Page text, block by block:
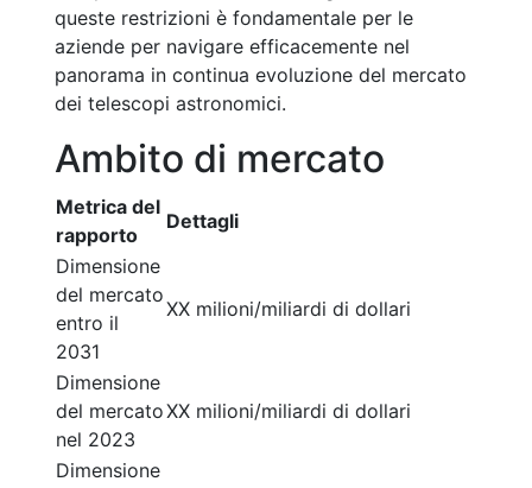
queste restrizioni è fondamentale per le
aziende per navigare efficacemente nel
panorama in continua evoluzione del mercato
dei telescopi astronomici.
Ambito di mercato
Metrica del
rapporto
Dettagli
Dimensione
del mercato
entro il
2031
XX milioni/miliardi di dollari
Dimensione
del mercato
nel 2023
XX milioni/miliardi di dollari
Dimensione